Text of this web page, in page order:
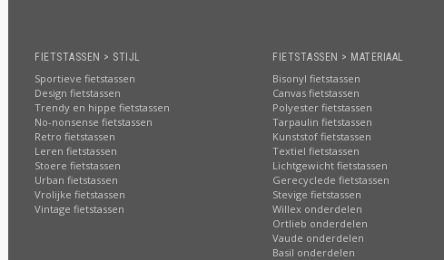
FIETSTASSEN > STIJL
Sportieve fietstassen
Design fietstassen
Trendy en hippe fietstassen
No-nonsense fietstassen
Retro fietstassen
Leren fietstassen
Stoere fietstassen
Urban fietstassen
Vrolijke fietstassen
Vintage fietstassen
FIETSTASSEN > MATERIAAL
Bisonyl fietstassen
Canvas fietstassen
Polyester fietstassen
Tarpaulin fietstassen
Kunststof fietstassen
Textiel fietstassen
Lichtgewicht fietstassen
Gerecyclede fietstassen
Stevige fietstassen
Willex onderdelen
Ortlieb onderdelen
Vaude onderdelen
Basil onderdelen